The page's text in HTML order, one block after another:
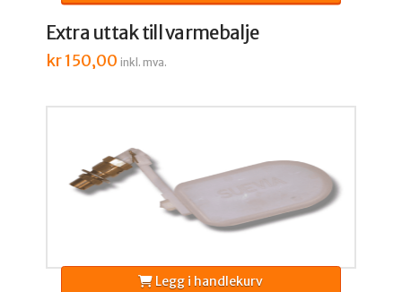
Extra uttak till varmebalje
kr150,00 inkl. mva.
Legg i handlekurv